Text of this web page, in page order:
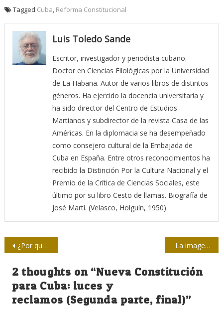
Tagged Cuba, Reforma Constitucional
Luis Toledo Sande
Escritor, investigador y periodista cubano.
Doctor en Ciencias Filológicas por la Universidad
de La Habana. Autor de varios libros de distintos
géneros. Ha ejercido la docencia universitaria y
ha sido director del Centro de Estudios
Martianos y subdirector de la revista Casa de las
Américas. En la diplomacia se ha desempeñado
como consejero cultural de la Embajada de
Cuba en España. Entre otros reconocimientos ha
recibido la Distinción Por la Cultura Nacional y el
Premio de la Crítica de Ciencias Sociales, este
último por su libro Cesto de llamas. Biografía de
José Martí. (Velasco, Holguín, 1950).
Navegación
de
entradas
¿Por qué Madre de la Patria? La imagen que nos acompaña
2 thoughts on “Nueva Constitución
para Cuba: luces y
reclamos (Segunda parte, final)”